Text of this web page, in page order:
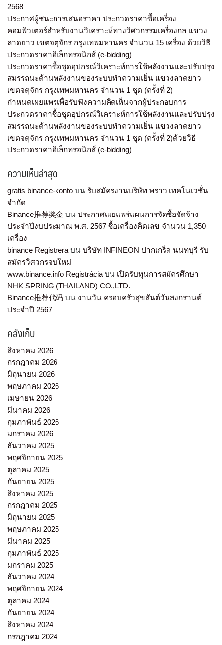
2568
ประกาศผู้ชนะการเสนอราคา ประกวดราคาซื้อเครื่อง
คอมพิวเตอร์สำหรับงานวิเคราะห์ทางวิศวกรรมเครื่องกล แขวง
ลาดยาว เขตจตุจักร กรุงเทพมหานคร จำนวน 15 เครื่อง ด้วยวิธี
ประกวดราคาอิเล็กทรอนิกส์ (e-bidding)
ประกวดราคาซื้อชุดอุปกรณ์วิเคราะห์การใช้พลังงานและปรับปรุง
สมรรถนะด้านพลังงานของระบบทำความเย็น แขวงลาดยาว
เขตจตุจักร กรุงเทพมหานคร จำนวน 1 ชุด (ครั้งที่ 2)
กำหนดเผยแพร่เพื่อรับฟังความคิดเห็นจากผู้ประกอบการ
ประกวดราคาซื้อชุดอุปกรณ์วิเคราะห์การใช้พลังงานและปรับปรุง
สมรรถนะด้านพลังงานของระบบทำความเย็น แขวงลาดยาว
เขตจตุจักร กรุงเทพมหานคร จำนวน 1 ชุด (ครั้งที่ 2)ด้วยวิธี
ประกวดราคาอิเล็กทรอนิกส์ (e-bidding)
ความเห็นล่าสุด
gratis binance-konto บน รับสมัครงานบริษัท พราว เทคโนเวชั่น
จำกัด
Binance推荐奖金 บน ประกาศเผยแพร่แผนการจัดซื้อจัดจ้าง
ประจำปีงบประมาณ พ.ศ. 2567 ซื้อเครื่องคิดเลข จำนวน 1,350
เครื่อง
binance Registrera บน บริษัท INFINEON ปากเกร็ด นนทบุรี รับ
สมัครวิศวกรจบใหม่
www.binance.info Registrácia บน เปิดรับทุนการสมัครศึกษา
NHK SPRING (THAILAND) CO.,LTD.
Binance推荐代码 บน งานวัน ครอบครัวสุขสันต์วันสงกรานต์
ประจำปี 2567
คลังเก็บ
สิงหาคม 2026
กรกฎาคม 2026
มิถุนายน 2026
พฤษภาคม 2026
เมษายน 2026
มีนาคม 2026
กุมภาพันธ์ 2026
มกราคม 2026
ธันวาคม 2025
พฤศจิกายน 2025
ตุลาคม 2025
กันยายน 2025
สิงหาคม 2025
กรกฎาคม 2025
มิถุนายน 2025
พฤษภาคม 2025
มีนาคม 2025
กุมภาพันธ์ 2025
มกราคม 2025
ธันวาคม 2024
พฤศจิกายน 2024
ตุลาคม 2024
กันยายน 2024
สิงหาคม 2024
กรกฎาคม 2024